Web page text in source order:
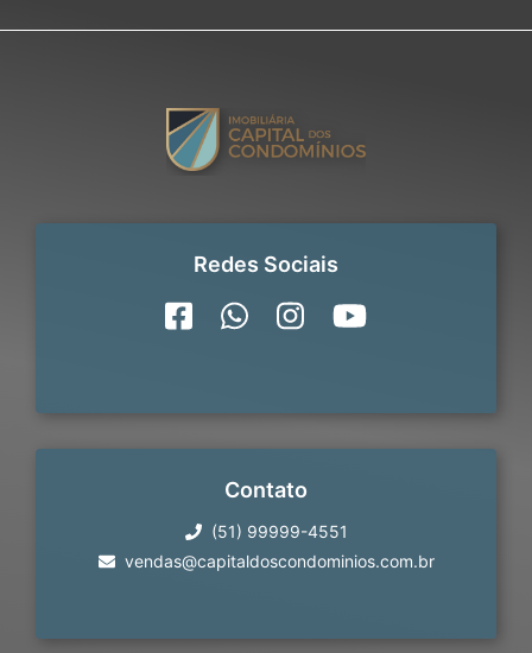
Redes Sociais
Contato
(51) 99999-4551
vendas@capitaldoscondominios.com.br